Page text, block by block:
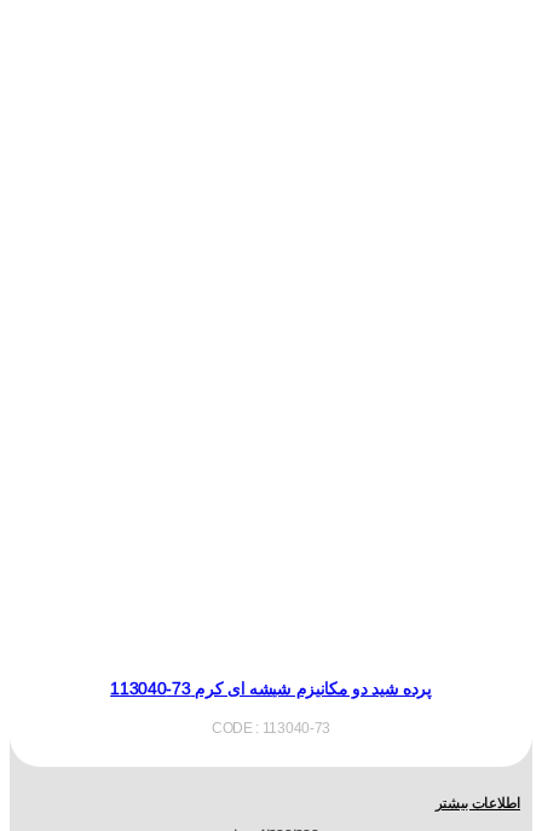
پرده شید دو مکانیزم شیشه ای کرم 73-113040
CODE : 113040-73
اطلاعات بیشتر